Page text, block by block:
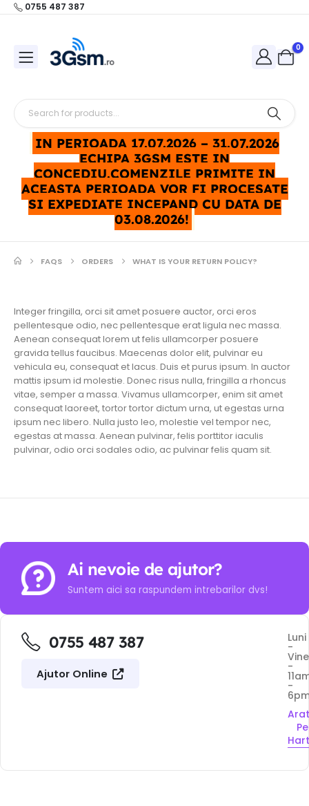
0755 487 387
0
IN PERIOADA 17.07.2026 – 31.07.2026
ECHIPA 3GSM ESTE IN
CONCEDIU.COMENZILE PRIMITE IN
ACEASTA PERIOADA VOR FI PROCESATE
SI EXPEDIATE INCEPAND CU DATA DE
03.08.2026!
FAQS ORDERS WHAT IS YOUR RETURN POLICY?
Integer fringilla, orci sit amet posuere auctor, orci eros
pellentesque odio, nec pellentesque erat ligula nec massa.
Aenean consequat lorem ut felis ullamcorper posuere
gravida tellus faucibus. Maecenas dolor elit, pulvinar eu
vehicula eu, consequat et lacus. Duis et purus ipsum. In auctor
mattis ipsum id molestie. Donec risus nulla, fringilla a rhoncus
vitae, semper a massa. Vivamus ullamcorper, enim sit amet
consequat laoreet, tortor tortor dictum urna, ut egestas urna
ipsum nec libero. Nulla justo leo, molestie vel tempor nec,
egestas at massa. Aenean pulvinar, felis porttitor iaculis
pulvinar, odio orci sodales odio, ac pulvinar felis quam sit.
Ai nevoie de ajutor?
Suntem aici sa raspundem intrebarilor dvs!
0755 487 387
Ajutor Online
Luni
-
-
-
Pe